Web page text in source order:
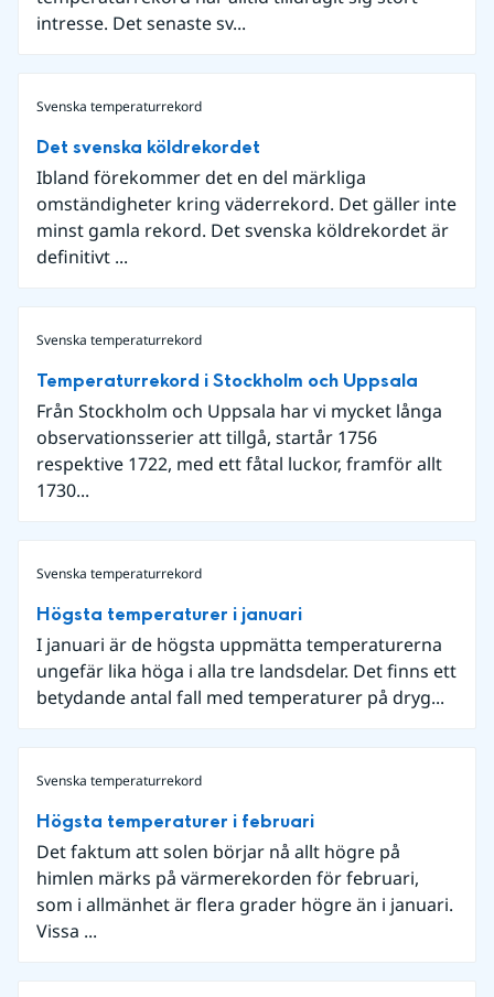
intresse. Det senaste sv...
Svenska temperaturrekord
Det svenska köldrekordet
Ibland förekommer det en del märkliga
omständigheter kring väderrekord. Det gäller inte
minst gamla rekord. Det svenska köldrekordet är
definitivt ...
Svenska temperaturrekord
Temperaturrekord i Stockholm och Uppsala
Från Stockholm och Uppsala har vi mycket långa
observationsserier att tillgå, startår 1756
respektive 1722, med ett fåtal luckor, framför allt
1730...
Svenska temperaturrekord
Högsta temperaturer i januari
I januari är de högsta uppmätta temperaturerna
ungefär lika höga i alla tre landsdelar. Det finns ett
betydande antal fall med temperaturer på dryg...
Svenska temperaturrekord
Högsta temperaturer i februari
Det faktum att solen börjar nå allt högre på
himlen märks på värmerekorden för februari,
som i allmänhet är flera grader högre än i januari.
Vissa ...